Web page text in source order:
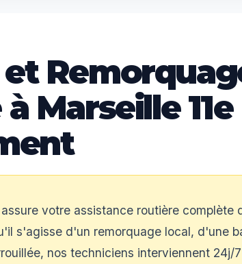
Marseille 11e
votre assistance routière complète
s'agisse d'un remorquage local, d'une
nos techniciens interviennent 24j/